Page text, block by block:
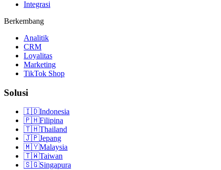
Integrasi
Berkembang
Analitik
CRM
Loyalitas
Marketing
TikTok Shop
Solusi
🇮🇩Indonesia
🇵🇭Filipina
🇹🇭Thailand
🇯🇵Jepang
🇲🇾Malaysia
🇹🇼Taiwan
🇸🇬Singapura